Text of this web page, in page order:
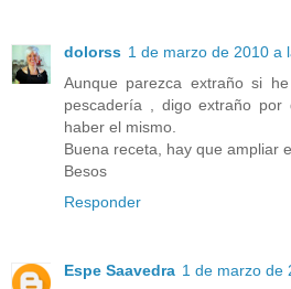
dolorss 1 de marzo de 2010 a
Aunque parezca extraño si
pescadería , digo extraño
haber el mismo.
Buena receta, hay que ampliar
Besos
Responder
Espe Saavedra 1 de marzo de